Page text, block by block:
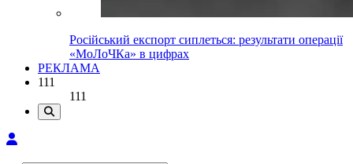
Російський експорт сиплеться: результати операції
«МоЛоЧКа» в цифрах
РЕКЛАМА
111
111